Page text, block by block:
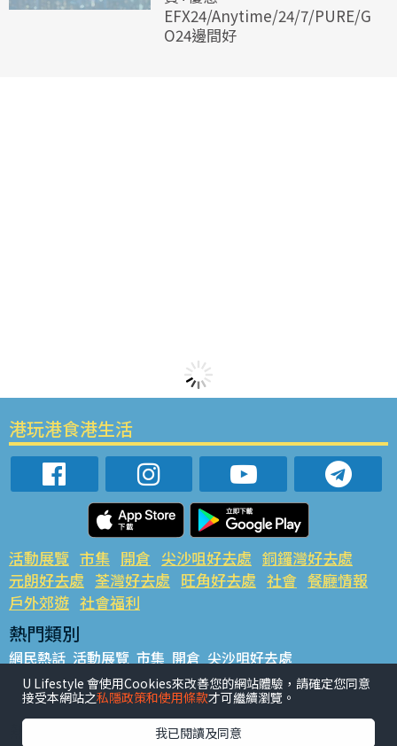
EFX24/Anytime/24/7/PURE/G
O24邊間好
港玩港食港生活
活動展覽 市集 開倉 尖沙咀好去處 銅鑼灣好去處
元朗好去處 荃灣好去處 旺角好去處 社會 餐廳情報
戶外郊遊 社會福利
熱門類別
網民熱話 活動展覽 市集 開倉 尖沙咀好去處
銅鑼灣好去處 元朗好去處 荃灣好去處 旺角好去處 社會
餐廳情報 戶外郊遊
熱門標籤
U Lifestyle 會使用Cookies來改善您的網站體驗，請確定您同意
接受本網站之私隱政策和使用條款才可繼續瀏覽。
我已閱讀及同意